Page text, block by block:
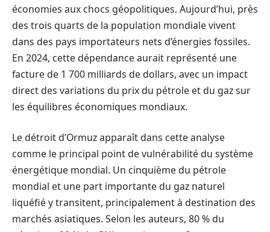
économies aux chocs géopolitiques. Aujourd’hui, près
des trois quarts de la population mondiale vivent
dans des pays importateurs nets d’énergies fossiles.
En 2024, cette dépendance aurait représenté une
facture de 1 700 milliards de dollars, avec un impact
direct des variations du prix du pétrole et du gaz sur
les équilibres économiques mondiaux.
Le détroit d’Ormuz apparaît dans cette analyse
comme le principal point de vulnérabilité du système
énergétique mondial. Un cinquième du pétrole
mondial et une part importante du gaz naturel
liquéfié y transitent, principalement à destination des
marchés asiatiques. Selon les auteurs, 80 % du